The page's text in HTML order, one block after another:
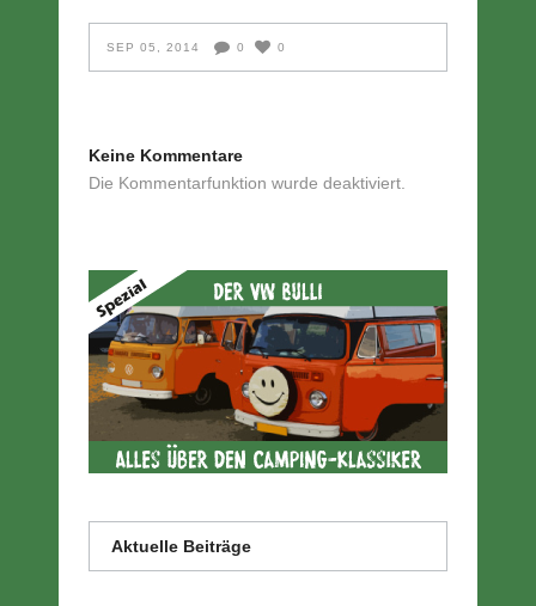
SEP 05, 2014 0 0
Keine Kommentare
Die Kommentarfunktion wurde deaktiviert.
Aktuelle Beiträge